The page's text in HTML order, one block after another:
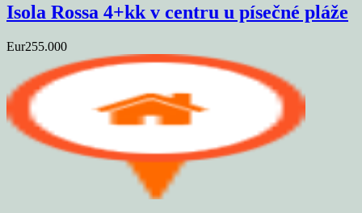
Isola Rossa 4+kk v centru u písečné pláže
Eur255.000